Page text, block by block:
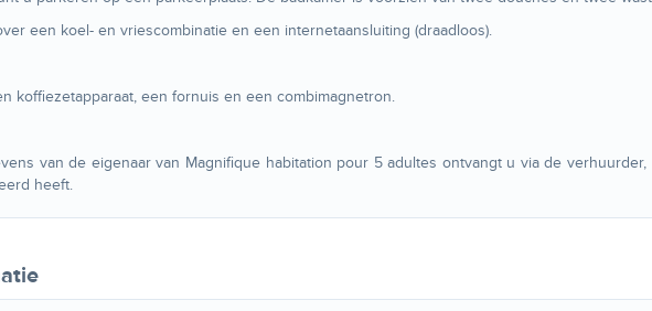
een koel- en vriescombinatie en een internetaansluiting (draadloos).
koffiezetapparaat, een fornuis en een combimagnetron.
van de eigenaar van Magnifique habitation pour 5 adultes ontvangt u via de verhuurder,
heeft.